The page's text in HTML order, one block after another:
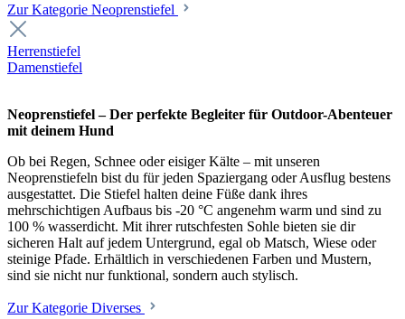
Zur Kategorie Neoprenstiefel
Herrenstiefel
Damenstiefel
Neoprenstiefel – Der perfekte Begleiter für Outdoor-Abenteuer
mit deinem Hund
Ob bei Regen, Schnee oder eisiger Kälte – mit unseren
Neoprenstiefeln bist du für jeden Spaziergang oder Ausflug bestens
ausgestattet. Die Stiefel halten deine Füße dank ihres
mehrschichtigen Aufbaus bis -20 °C angenehm warm und sind zu
100 % wasserdicht. Mit ihrer rutschfesten Sohle bieten sie dir
sicheren Halt auf jedem Untergrund, egal ob Matsch, Wiese oder
steinige Pfade. Erhältlich in verschiedenen Farben und Mustern,
sind sie nicht nur funktional, sondern auch stylisch.
Zur Kategorie Diverses